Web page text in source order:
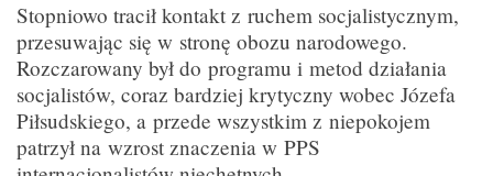
Stopniowo tracił kontakt z ruchem socjalistycznym,
przesuwając się w stronę obozu narodowego.
Rozczarowany był do programu i metod działania
socjalistów, coraz bardziej krytyczny wobec Józefa
Piłsudskiego, a przede wszystkim z niepokojem
patrzył na wzrost znaczenia w PPS